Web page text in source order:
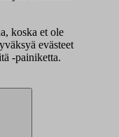
koska et ole
evästeet
-painiketta.